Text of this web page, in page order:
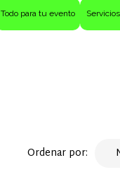
Todo para tu evento
Ordenar por: